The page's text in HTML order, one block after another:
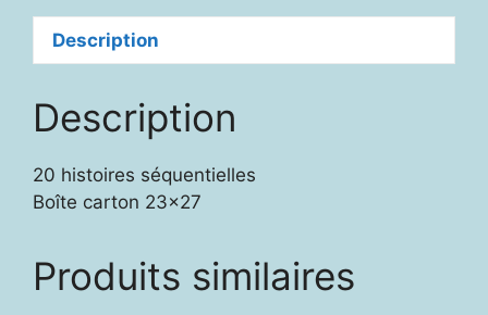
2
Description
Description
20 histoires séquentielles
Boîte carton 23×27
Produits similaires